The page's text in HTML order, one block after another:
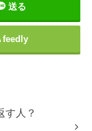
送る
feedly
す人？